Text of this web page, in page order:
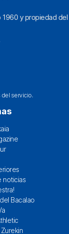
y propiedad
del servicio.
noticias
Bacalao